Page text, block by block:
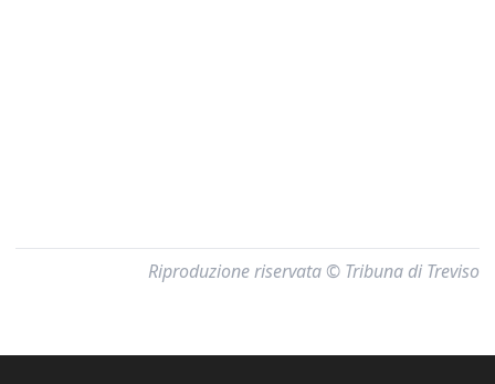
Riproduzione riservata © Tribuna di Treviso